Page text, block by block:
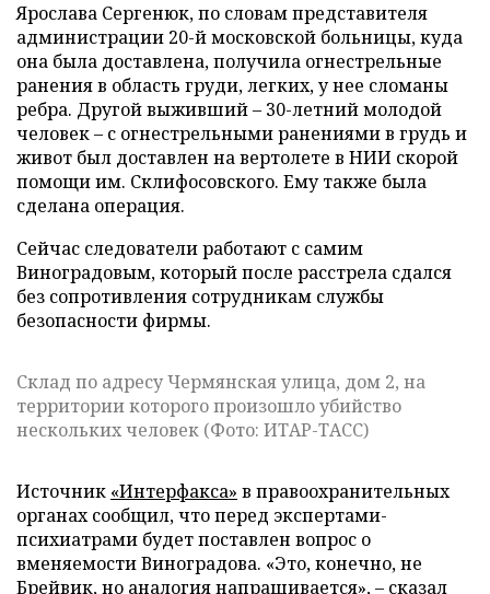
Ярослава Сергенюк, по словам представителя
администрации 20-й московской больницы, куда
она была доставлена, получила огнестрельные
ранения в область груди, легких, у нее сломаны
ребра. Другой выживший – 30-летний молодой
человек – с огнестрельными ранениями в грудь и
живот был доставлен на вертолете в НИИ скорой
помощи им. Склифосовского. Ему также была
сделана операция.
Сейчас следователи работают с самим
Виноградовым, который после расстрела сдался
без сопротивления сотрудникам службы
безопасности фирмы.
Склад по адресу Чермянская улица, дом 2, на
территории которого произошло убийство
нескольких человек (Фото: ИТАР-ТАСС)
Источник «Интерфакса» в правоохранительных
органах сообщил, что перед экспертами-
психиатрами будет поставлен вопрос о
вменяемости Виноградова. «Это, конечно, не
Брейвик, но аналогия напрашивается», – сказал